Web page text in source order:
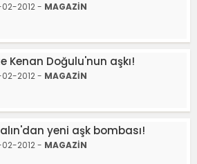
2012 - MAGAZİN
Kenan Doğulu'nun aşkı!
2012 - MAGAZİN
yeni aşk bombası!
2012 - MAGAZİN